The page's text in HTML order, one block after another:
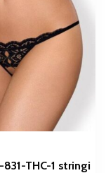
THC-1 stringi